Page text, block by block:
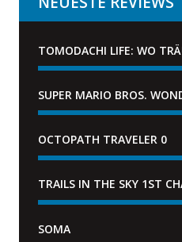
TOMODACHI LIFE: WO
OCTOPATH TRAVELER 0
TRAILS IN THE SKY 1ST
SOMA